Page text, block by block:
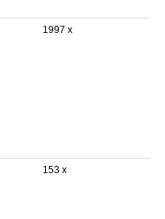
1997 x
153 x